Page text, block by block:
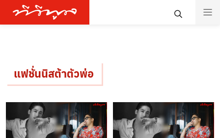
แฟชั่นนิสต้าตัวพ่อ